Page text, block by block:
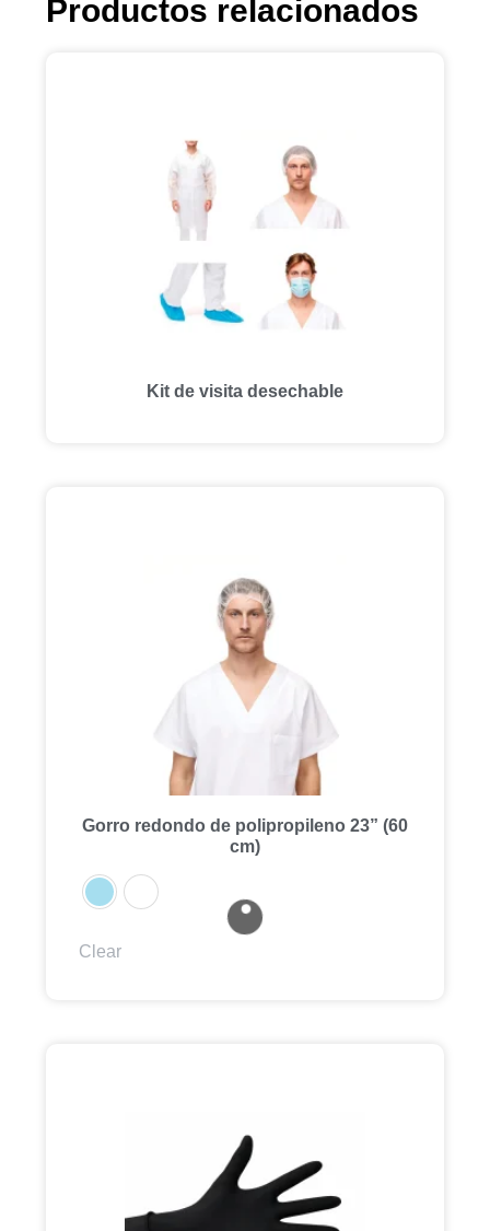
Productos relacionados
Kit de visita desechable
Gorro redondo de polipropileno 23” (60
cm)
Clear